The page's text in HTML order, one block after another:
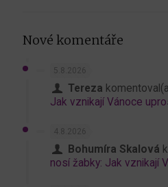
Nové komentáře
5.8.2026
Tereza
Jak vznikají Vánoce
4.8.2026
Bohumíra Skalová
nosí žabky: Jak vznikají